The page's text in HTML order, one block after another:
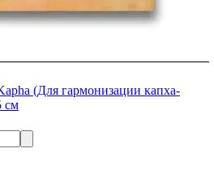
(Для гармонизации капха-
см